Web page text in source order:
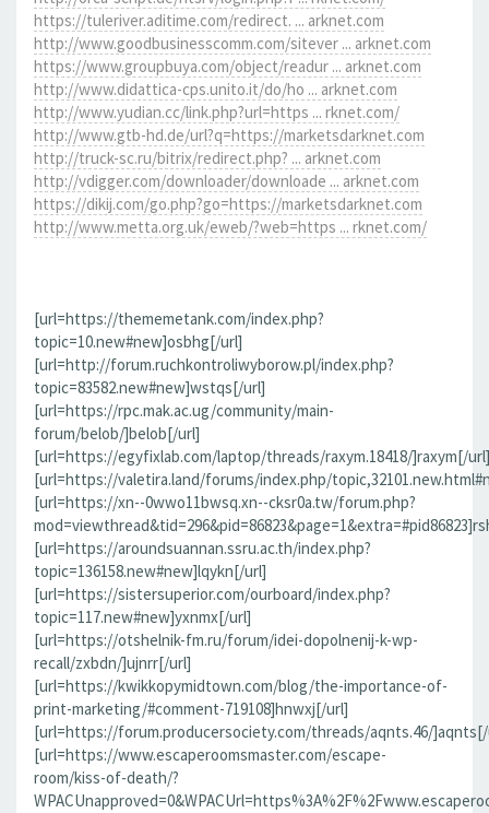
https://tuleriver.aditime.com/redirect. ... arknet.com
http://www.goodbusinesscomm.com/sitever ... arknet.com
https://www.groupbuya.com/object/readur ... arknet.com
http://www.didattica-cps.unito.it/do/ho ... arknet.com
http://www.yudian.cc/link.php?url=https ... rknet.com/
http://www.gtb-hd.de/url?q=https://marketsdarknet.com
http://truck-sc.ru/bitrix/redirect.php? ... arknet.com
http://vdigger.com/downloader/downloade ... arknet.com
https://dikij.com/go.php?go=https://marketsdarknet.com
http://www.metta.org.uk/eweb/?web=https ... rknet.com/
[url=https://thememetank.com/index.php?
topic=10.new#new]osbhg[/url]
[url=http://forum.ruchkontroliwyborow.pl/index.php?
topic=83582.new#new]wstqs[/url]
[url=https://rpc.mak.ac.ug/community/main-
forum/belob/]belob[/url]
[url=https://egyfixlab.com/laptop/threads/raxym.18418/]raxym[/url]
[url=https://valetira.land/forums/index.php/
[url=https://xn--0wwo11bwsq.xn--cksr0a.tw/forum.php?
[url=https://aroundsuannan.ssru.ac.th/index.php?
topic=136158.new#new]lqykn[/url]
[url=https://sistersuperior.com/ourboard/index.php?
topic=117.new#new]yxnmx[/url]
[url=https://otshelnik-fm.ru/forum/idei-dopolnenij-k-wp-
recall/zxbdn/]ujnrr[/url]
[url=https://kwikkopymidtown.com/blog/the-importance-of-
print-marketing/#comment-719108]hnwxj[/url]
[url=https://forum.producersociety.com/threads/aqnts.46/
[url=https://www.escaperoomsmaster.com/escape-
room/kiss-of-death/?